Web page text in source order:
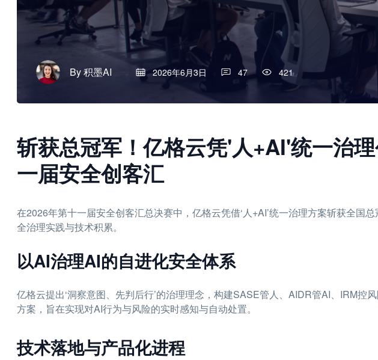
By积墨AI 2026年6月3日 47 421
斩获总冠军！亿格云凭'人+AI'统一治
一届安全创客汇
在2026年第十一届安全创客汇总决赛中，亿格云凭借‘人+AI’统一治理方案斩获全国
全治理实践与技术积累。
以AI治理AI的自进化安全体系
亿格云提出‘洞察意图、先判后行’的治理理念，构建SASE管人、AIDR管AI、IRM控
方案，旨在实现对AI行为与风险的实时感知与自动处置。
技术落地与产品化进程